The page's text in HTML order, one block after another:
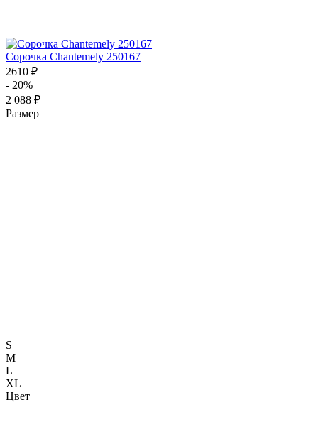
Сорочка Chantemely 250167
2610 ₽
- 20%
2 088 ₽
Размер
S
M
L
XL
Цвет